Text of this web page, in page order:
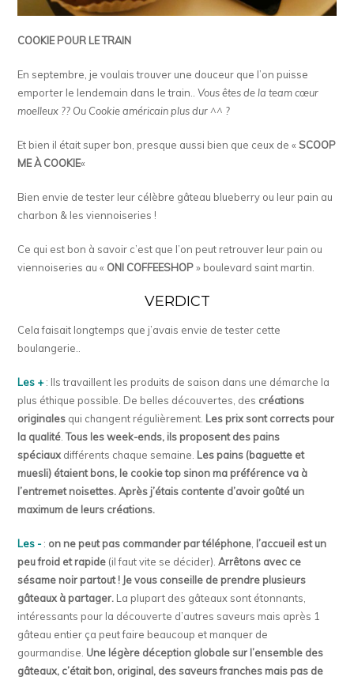
COOKIE POUR LE TRAIN
En septembre, je voulais trouver une douceur que l’on puisse
emporter le lendemain dans le train..Vous êtes de la team cœur
moelleux ?? Ou Cookie américain plus dur ^^ ?
Et bien il était super bon, presque aussi bien que ceux de «SCOOP
ME À COOKIE«
Bien envie de tester leur célèbre gâteau blueberry ou leur pain au
charbon & les viennoiseries !
Ce qui est bon à savoir c’est que l’on peut retrouver leur pain ou
viennoiseries au « ONI COFFEESHOP» boulevard saint martin.
VERDICT
Cela faisait longtemps que j’avais envie de tester cette
boulangerie..
Les +: Ils travaillent les produits de saison dans une démarche la
plus éthique possible. De belles découvertes, des créations
originales qui changent régulièrement. Les prix sont corrects pour
la qualité .Tous les week-ends, ils proposent des pains
spéciaux différents chaque semaine. Les pains (baguette et
muesli) étaient bons, le cookie top sinon ma préférence va à
l’entremet noisettes. Après j’étais contente d’avoir goûté un
maximum de leurs créations.
Les - : on ne peut pas commander par téléphone l’accueil est un
peu froid et rapide (il faut vite se décider).Arrêtons avec ce
sésame noir partout ! Je vous conseille de prendre plusieurs
gâteaux à partager. La plupart des gâteaux sont étonnants,
intéressants pour la découverte d’autres saveurs mais après 1
gâteau entier ça peut faire beaucoup et manquer de
gourmandise. Une légère déception globale sur l’ensemble des
gâteaux, c’était bon, original, des saveurs franches mais pas de